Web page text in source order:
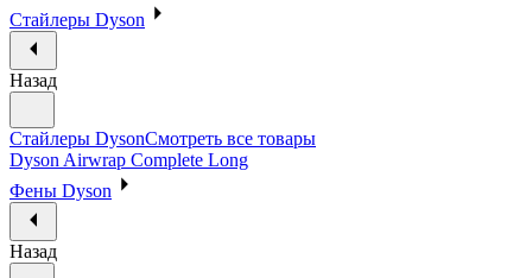
Стайлеры Dyson
Назад
Стайлеры DysonСмотреть все товары
Dyson Airwrap Complete Long
Фены Dyson
Назад